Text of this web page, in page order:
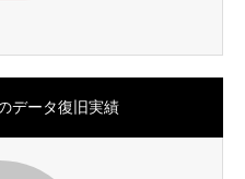
データ復旧実績